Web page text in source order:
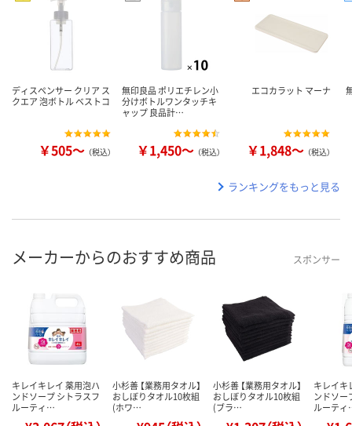
ディスペンサー クリア ス
クエア 泡ボトル ベストコ
￥505～ （税込）
無印良品 ポリエチレン小
分けボトルワンタッチキ
ャップ 良品計…
￥1,450～ （税込）
エコカラット マーナ
￥1,848～ （税込）
ランキングをもっと見る
メーカーからのおすすめ商品 スポンサー
キレイキレイ 薬用泡ハ
ンドソープ シトラスフ
ルーティ…
小杉善 【業務用タオル】
おしぼりタオル10枚組
(ホワ…
小杉善 【業務用タオル】
おしぼりタオル10枚組
(ブラ…
キレイキ
ンドソー
ルーテ